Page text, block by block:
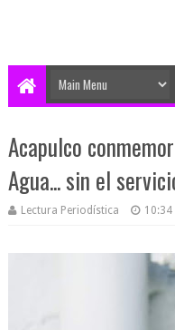
Acapulco
Agua... sin el
Lectura Periodística 10:34